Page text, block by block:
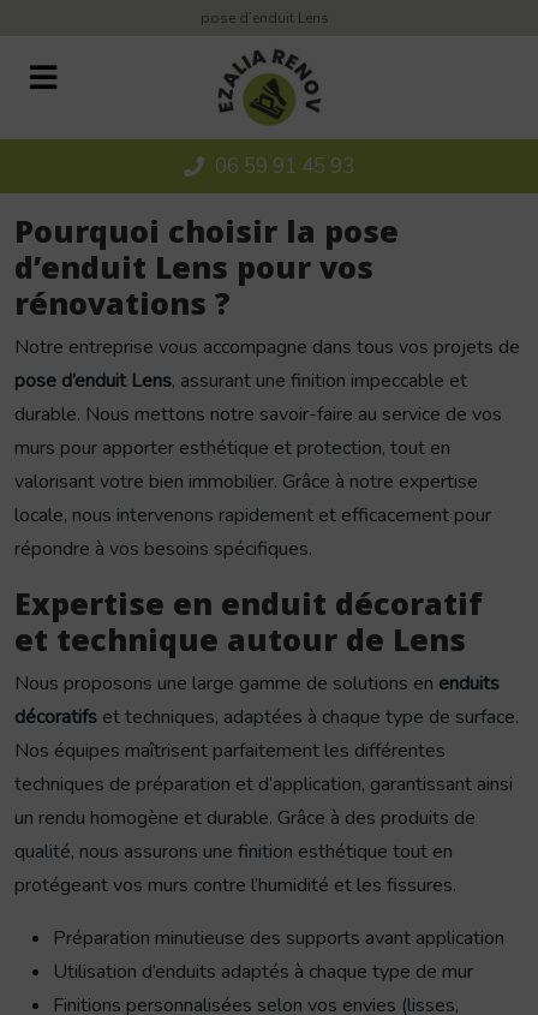
pose d’enduit Lens
06 59 91 45 93
Pourquoi choisir la pose
d’enduit Lens pour vos
rénovations ?
Notre entreprise vous accompagne dans tous vos projets de
pose d’enduit Lens, assurant une finition impeccable et
durable. Nous mettons notre savoir-faire au service de vos
murs pour apporter esthétique et protection, tout en
valorisant votre bien immobilier. Grâce à notre expertise
locale, nous intervenons rapidement et efficacement pour
répondre à vos besoins spécifiques.
Expertise en enduit décoratif
et technique autour de Lens
Nous proposons une large gamme de solutions en enduits
décoratifs et techniques, adaptées à chaque type de surface.
Nos équipes maîtrisent parfaitement les différentes
techniques de préparation et d’application, garantissant ainsi
un rendu homogène et durable. Grâce à des produits de
qualité, nous assurons une finition esthétique tout en
protégeant vos murs contre l’humidité et les fissures.
Préparation minutieuse des supports avant application
Utilisation d’enduits adaptés à chaque type de mur
Finitions personnalisées selon vos envies (lisses,
Panneau de gestion des cookies